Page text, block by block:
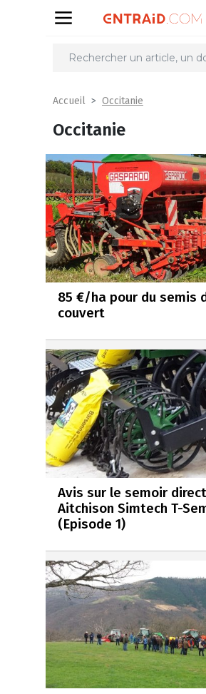
Accueil Occitanie
Occitanie
85 €/ha pour du semis
couvert
Avis sur le semoir
Aitchison Simtech T-
(Episode 1)